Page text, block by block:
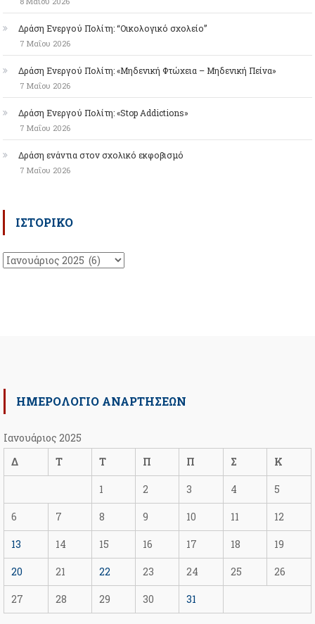
Δράση Ενεργού Πολίτη: “Οικολογικό σχολείο”
7 Μαΐου 2026
Δράση Ενεργού Πολίτη: «Μηδενική Φτώχεια – Μηδενική Πείνα»
7 Μαΐου 2026
Δράση Ενεργού Πολίτη: «Stop Addictions»
7 Μαΐου 2026
Δράση ενάντια στον σχολικό εκφοβισμό
7 Μαΐου 2026
ΙΣΤΟΡΙΚΌ
Ιστορικό
ΗΜΕΡΟΛΟΓΙΟ ΑΝΑΡΤΗΣΕΩΝ
Ιανουάριος 2025
Δ
Τ Τ Π Π Σ Κ
1 2 3 4 5
6 7 8 9 10 11 12
13 14 15 16 17 18 19
20 21 22 23 24 25 26
27 28 29 30 31